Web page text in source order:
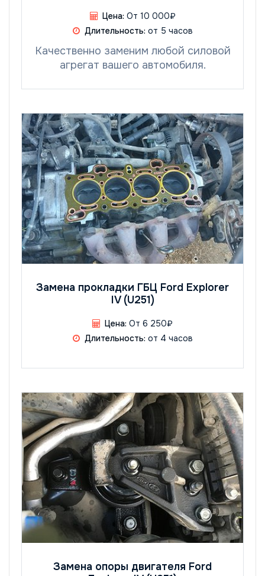
Цена: От 10 000₽
Длительность: от 5 часов
Качественно заменим любой силовой
агрегат вашего автомобиля.
Замена прокладки ГБЦ Ford Explorer
IV (U251)
Цена: От 6 250₽
Длительность: от 4 часов
Замена опоры двигателя Ford